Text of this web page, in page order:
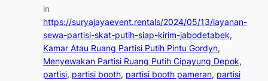
in
https://suryajayaevent.rentals/2024/05/13/layanan-
sewa-partisi-skat-putih-siap-kirim-jabodetabek
Kamar Atau Ruang Partisi Putih Pintu Gordyn
Menyewakan Partisi Ruang Putih Cipayung Depok
partisi, partisi booth, partisi booth pameran, partisi